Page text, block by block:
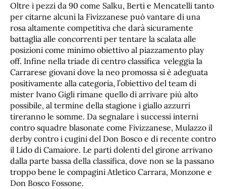
Oltre i pezzi da 90 come Salku, Berti e Mencatelli tanto
per citarne alcuni la Fivizzanese può vantare di una
rosa altamente competitiva che darà sicuramente
battaglia alle concorrenti per tentare la scalata alle
posizioni come minimo obiettivo al piazzamento play
off. Infine nella triade di centro classifica veleggia la
Carrarese giovani dove la neo promossa si è adeguata
positivamente alla categoria, l’obiettivo del team di
mister Ivano Gigli rimane quello di arrivare più alto
possibile, al termine della stagione i giallo azzurri
tireranno le somme. Da segnalare i successi interni
contro squadre blasonate come Fivizzanese, Mulazzo il
derby contro i cugini del Don Bosco e di recente contro
il Lido di Camaiore. Le parti dolenti del girone arrivano
dalla parte bassa della classifica, dove non se la passano
troppo bene le compagini Atletico Carrara, Monzone e
Don Bosco Fossone.